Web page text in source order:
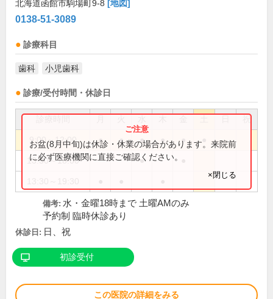
北海道函館市駒場町9-8 [地図]
0138-51-3089
診療科目
歯科 小児歯科
診療/受付時間・休診日
祝
9:00～12:00 ● ● ● ● ●
13:30～18:00 ●
お盆(8月中旬)は休診・休業の場合があります。来院前
に必ず医療機関に直接ご確認ください。
×閉じる
備考: 水・金曜18時まで 土曜AMのみ
予約制 臨時休診あり
休診日: 日、祝
初診受付
この医院の詳細をみる